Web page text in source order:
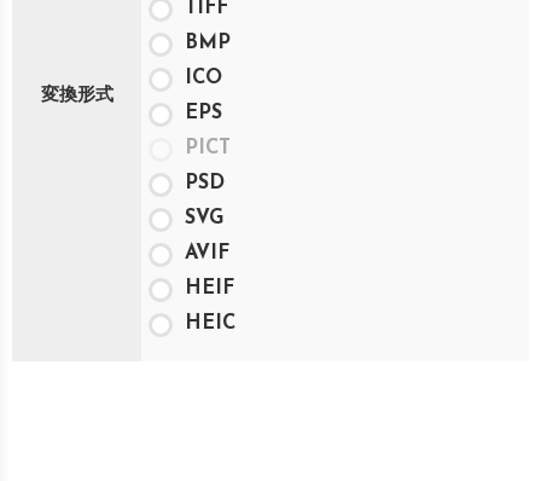
変換形式
TIFF
BMP
ICO
EPS
PICT
PSD
SVG
AVIF
HEIF
HEIC